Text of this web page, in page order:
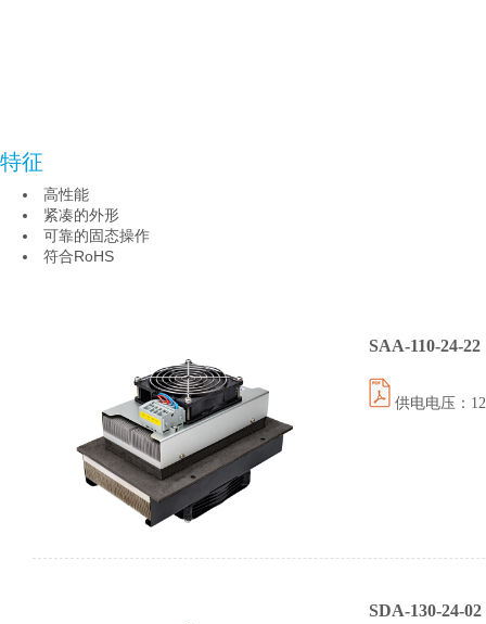
特征
高性能
紧凑的外形
可靠的固态操作
符合RoHS
SAA-110-24-22
供电电压：
SDA-130-24-02